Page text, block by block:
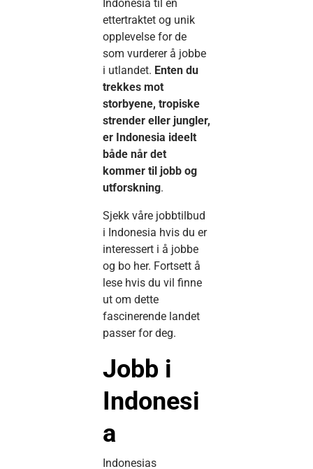
Indonesia til en
ettertraktet og unik
opplevelse for de
som vurderer å jobbe
i utlandet. Enten du
trekkes mot
storbyene, tropiske
strender eller jungler,
er Indonesia ideelt
både når det
kommer til jobb og
utforskning.
Sjekk våre jobbtilbud
i Indonesia hvis du er
interessert i å jobbe
og bo her. Fortsett å
lese hvis du vil finne
ut om dette
fascinerende landet
passer for deg.
Jobb i
Indonesi
a
Indonesias